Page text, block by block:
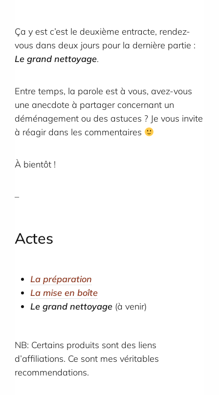
Ça y est c’est le deuxième entracte, rendez-
vous dans deux jours pour la dernière partie :
Le grand nettoyage.
Entre temps, la parole est à vous, avez-vous
une anecdote à partager concernant un
déménagement ou des astuces ? Je vous invite
à réagir dans les commentaires
À bientôt !
–
Actes
La préparation
La mise en boîte
Le grand nettoyage (à venir)
NB: Certains produits sont des liens
d’affiliations. Ce sont mes véritables
recommendations.